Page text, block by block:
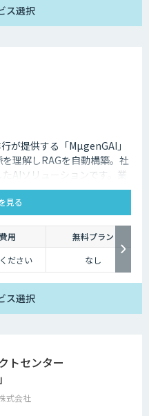
ス選択
が提供する「MµgenGAI」
理解しRAGを自動構築。社
AIソリューションです。業
を支援します。
見る
用
無料プラン
ださい なし
ス選択
トセンター
式会社